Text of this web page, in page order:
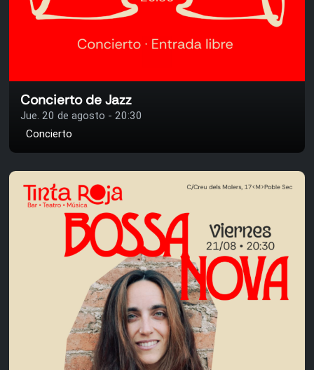
Concierto de Jazz
Jue. 20 de agosto - 20:30
Concierto